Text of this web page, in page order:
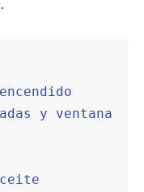
y ventana